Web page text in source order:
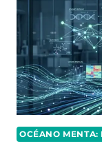
A
LOS
OCÉANO